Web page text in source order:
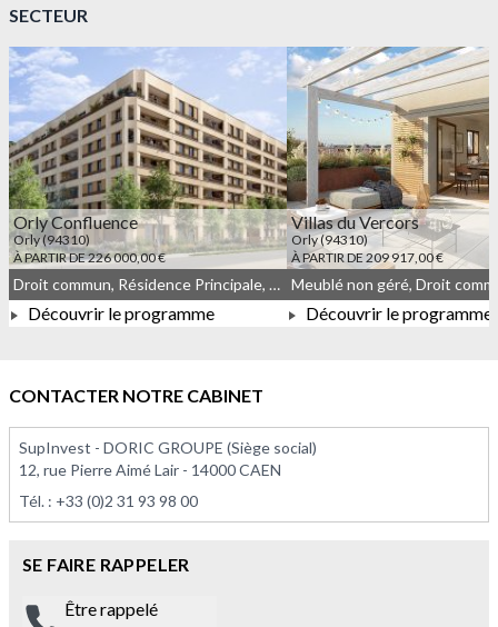
SECTEUR
Orly Confluence
Orly (94310)
À PARTIR DE 226 000,00 €
À PARTIR DE 226 000,00 €
Droit commun, Résidence Principale, Meublé non géré
Découvrir le programme
Villas du Vercors
Orly (94310)
À PARTIR DE 209 917,00 €
Meublé non géré, Droit
Découvrir le programme
CONTACTER NOTRE CABINET
SupInvest - DORIC GROUPE (Siège social)
12, rue Pierre Aimé Lair - 14000 CAEN
Tél. : +33 (0)2 31 93 98 00
SE FAIRE RAPPELER
Être rappelé